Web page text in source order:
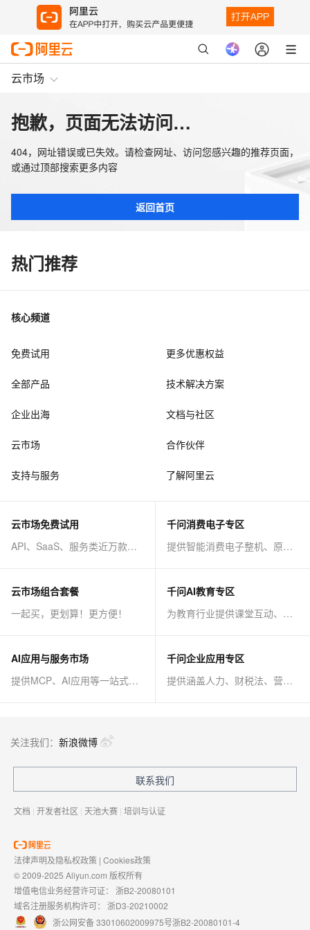
云市场
抱歉，页面无法访问…
404，网址错误或已失效。请检查网址、访问您感兴趣的推荐页面，
或通过顶部搜索更多内容
返回首页
热门推荐
核心频道
免费试用 更多优惠权益
全部产品 技术解决方案
企业出海 文档与社区
云市场 合作伙伴
支持与服务 了解阿里云
云市场免费试用
API、SaaS、服务类近万款商品免费试！
千问消费电子专区
提供智能消费电子整机、原子能力等AI方案
云市场组合套餐
一起买，更划算！更方便！
千问AI教育专区
为教育行业提供课堂互动、课程制作等AI方案
AI应用与服务市场
提供MCP、AI应用等一站式AI解决方案
千问企业应用专区
提供涵盖人力、财税法、营销、客服等AI方案
关注我们： 新浪微博
联系我们
文档 | 开发者社区 | 天池大赛 | 培训与认证
法律声明及隐私权政策 | Cookies政策
© 2009-2025 Aliyun.com 版权所有
增值电信业务经营许可证： 浙B2-20080101
域名注册服务机构许可： 浙D3-20210002
浙公网安备 33010602009975号浙B2-20080101-4